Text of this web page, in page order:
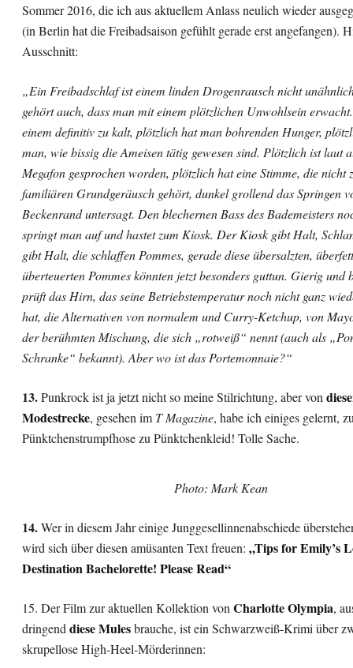
Sommer 2016, die ich aus aktuellem Anlass neulich wieder
(in Berlin hat die Freibadsaison gefühlt gerade erst angefangen).
Ausschnitt:
„Ein Freibadschlaf ist einem linden Drogenrausch nicht
gehört auch, dass man mit einem plötzlichen Unwohlsein
einem definitiv zu kalt, plötzlich hat man bohrenden Hunger,
man, wie bissig die Ameisen tätig gewesen sind. Plötzlich ist laut
Megafon gesprochen worden, plötzlich hat eine Stimme, die nicht
familiären Grundgeräusch gehört, dunkel grollend das Springen
Beckenrand untersagt. Den blechernen Bass des Bademeisters
springt man auf und hastet zum Kiosk. Der Kiosk gibt Halt,
gibt Halt, die schlaffen Pommes, gerade diese übersalzten,
überteuerten Pommes könnten jetzt besonders guttun. Gierig und
prüft das Hirn, das seine Betriebstemperatur noch nicht ganz
hat, die Alternativen von normalem und Curry-Ketchup, von
der berühmten Mischung, die sich „rotweiß“ nennt (auch als
Schranke“ bekannt). Aber wo ist das Portemonnaie?“
13.Punkrock ist ja jetzt nicht so meine Stilrichtung, aber von
Modestrecke, gesehen im T Magazine, habe ich einiges gelernt,
Pünktchenstrumpfhose zu Pünktchenkleid! Tolle Sache.
Photo: Mark Kean
14.Wer in diesem Jahr einige Junggesellinnenabschiede
wird sich über diesen amüsanten Text freuen: „Tips for Emily’s
Destination Bachelorette! Please Read“
15. Der Film zur aktuellen Kollektion von Charlotte Olympia,
dringend diese Mulesbrauche, ist ein Schwarzweiß-Krimi über
skrupellose High-Heel-Mörderinnen: